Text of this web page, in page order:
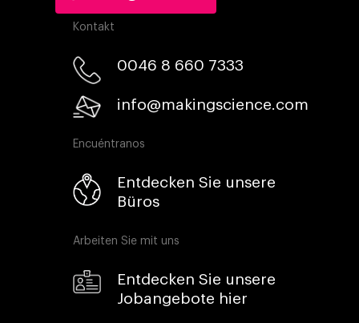
Kontakt
0046 8 660 7333​
info@makingscience.com
Encuéntranos
Entdecken Sie unsere
Büros
Arbeiten Sie mit uns
Entdecken Sie unsere
Jobangebote hier